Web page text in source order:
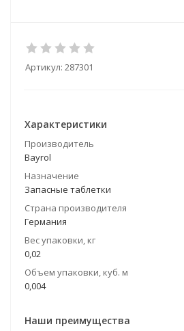
Артикул: 287301
Характеристики
Производитель
Bayrol
Назначение
Запасные таблетки
Страна производителя
Германия
Вес упаковки, кг
0,02
Объем упаковки, куб. м
0,004
Наши преимущества